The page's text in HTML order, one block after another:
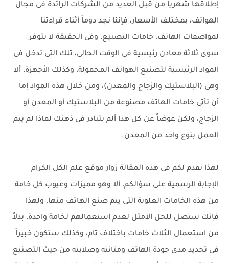
إطلاقها شهرياً من قبل العديد من الشركات الرائدة فى مجال
الهواتف، بمختلف الأسعار، فإننا نجد دوماً أثناء قراءتنا
لمواصفات الهاتف، خامات التصنيع، وفى الحقيقة لا يتوفر
سوى ثلاثة معادن رئيسية فى الوقت الحالى، تلك التى تدخل فى
المواد الرئيسية لتصنيع الهواتف المحمولة، وكذلك الأجهزة، ألا
وهى (البلاستيك والزجاج والمعدن)، ومن خلال هذه المواد إما
أن تأتى خامات الهاتف مصنوعة من البلاستيك أو المعدن أو
الزجاج، ولكن عوضاً عن كل هذا ألم يتبادر فى ذهنك لماذا لم يتم
العمل بنوع واحد من المعدن.
لهذا نقدم لكم فى هذه المقالة زوار موقع علم الكل الكرام
الإجابة الرسمية على سؤالكم، ألا وهو مميزات وعيوب كل خامة
من هذه الخامات العلوية التى يتم صنع الهاتف منها، ولهذا
فإنك ستصل للحل الأمثل لعدم استعمالهم لخامة واحدة، بدلاً
من استعمال الثلاث خامات باختلاف تام، وكذلك ستكون خبيراً
فى تحديد مدى جودة الهاتف ومتانته وصلابته من حيث التصنيع